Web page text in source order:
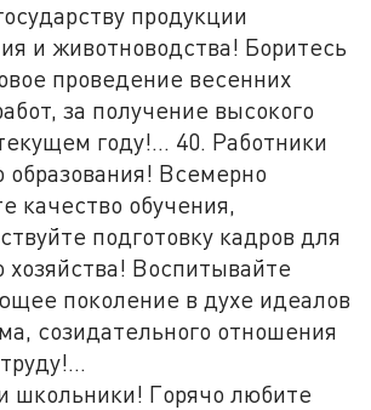
продукции
и животноводства! Боритесь
проведение весенних
за получение высокого
году!... 40. Работники
образования! Всемерно
качество обучения,
подготовку кадров для
хозяйства! Воспитывайте
поколение в духе идеалов
созидательного отношения
школьники! Горячо любите